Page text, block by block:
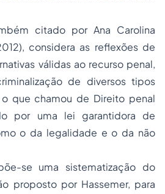
citado por Ana Carolina
considera as reflexões de
válidas ao recurso penal,
de diversos tipos
que chamou de Direito penal
por uma lei garantidora de
o da legalidade e o da não
se uma sistematização do
proposto por Hassemer, para